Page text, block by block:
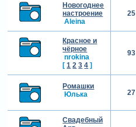
Новогоднее
настроение
Aleina
25
Красное и
чёрное
nrokina
[ 1 2 3 4 ]
93
Ромашки
Юлька
27
Свадебный